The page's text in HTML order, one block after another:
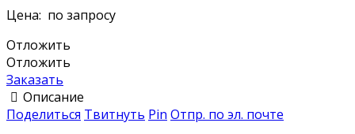
Цена: по запросу
Отложить
Отложить
Заказать
Описание
Поделиться Твитнуть Pin Отпр. по эл. почте